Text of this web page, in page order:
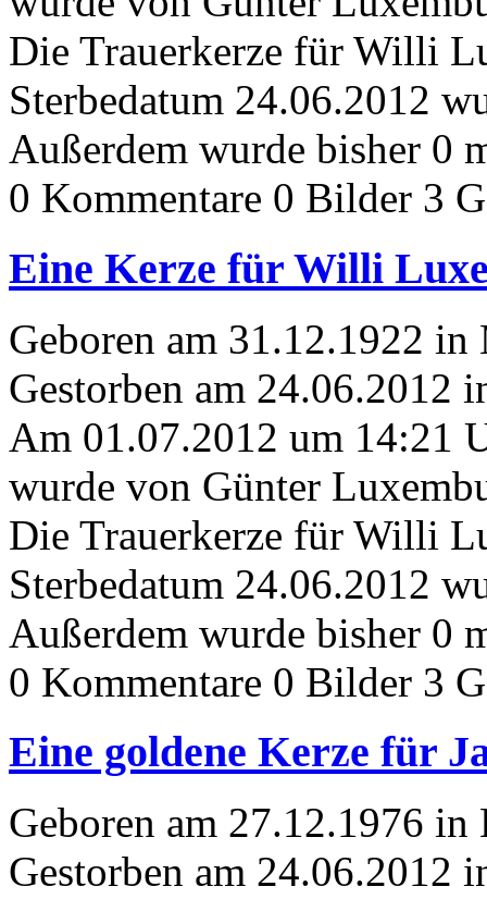
Die Trauerkerze für Willi
Sterbedatum 24.06.2012
Außerdem wurde bisher 0
0 Kommentare 0 Bilder 3
Eine Kerze für Willi
Geboren am 31.12.1922 in
Gestorben am 24.06.2012
Am 01.07.2012 um 14:21
wurde von Günter
Die Trauerkerze für Willi
Sterbedatum 24.06.2012
Außerdem wurde bisher 0
0 Kommentare 0 Bilder 3
Eine goldene Kerze für
Geboren am 27.12.1976 in
Gestorben am 24.06.2012